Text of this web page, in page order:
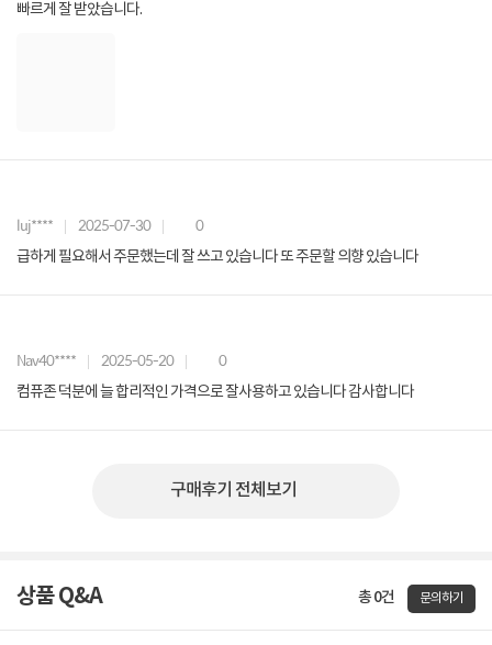
빠르게 잘 받았습니다.
luj**** 2025-07-30 0
급하게 필요해서 주문했는데 잘 쓰고 있습니다 또 주문할 의향 있습니다
Nav40**** 2025-05-20 0
컴퓨존 덕분에 늘 합리적인 가격으로 잘사용하고 있습니다 감사합니다
구매후기 전체보기
상품 Q&A 총 0건 문의하기